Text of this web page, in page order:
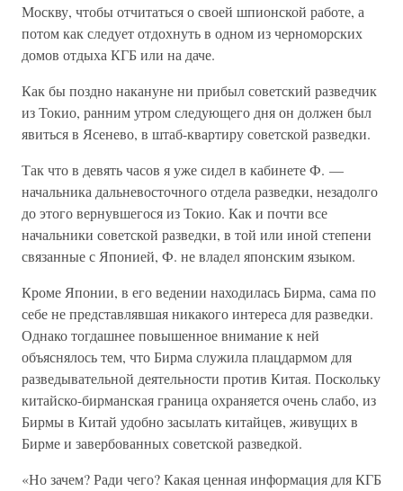
Москву, чтобы отчитаться о своей шпионской работе, а
потом как следует отдохнуть в одном из черноморских
домов отдыха КГБ или на даче.
Как бы поздно накануне ни прибыл советский разведчик
из Токио, ранним утром следующего дня он должен был
явиться в Ясенево, в штаб-квартиру советской разведки.
Так что в девять часов я уже сидел в кабинете Ф. —
начальника дальневосточного отдела разведки, незадолго
до этого вернувшегося из Токио. Как и почти все
начальники советской разведки, в той или иной степени
связанные с Японией, Ф. не владел японским языком.
Кроме Японии, в его ведении находилась Бирма, сама по
себе не представлявшая никакого интереса для разведки.
Однако тогдашнее повышенное внимание к ней
объяснялось тем, что Бирма служила плацдармом для
разведывательной деятельности против Китая. Поскольку
китайско-бирманская граница охраняется очень слабо, из
Бирмы в Китай удобно засылать китайцев, живущих в
Бирме и завербованных советской разведкой.
«Но зачем? Ради чего? Какая ценная информация для КГБ